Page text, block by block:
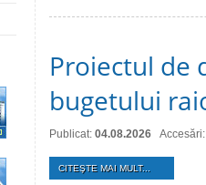
Proiectul de
bugetului
Publicat: 04.08.2026
CITEŞTE MAI MULT...